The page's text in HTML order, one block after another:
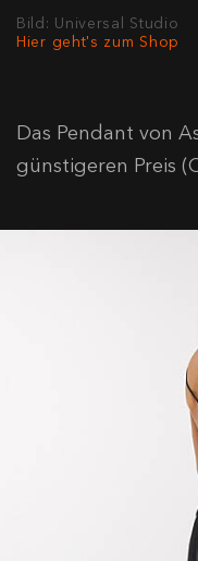
Bild: Universal Studio
Hier geht's zum Shop
Das Pendant von
günstigeren Preis